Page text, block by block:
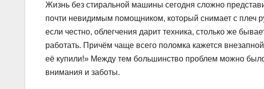
Жизнь без стиральной машины сегодня сложно
почти невидимым помощником, который снимает с плеч
если честно, облегчения дарит техника, столько же
работать. Причём чаще всего поломка кажется
её купили!» Между тем большинство проблем можно
внимания и заботы.